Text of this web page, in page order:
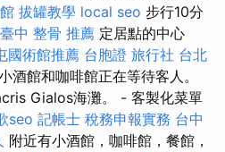
拔罐教學 local seo 步行10分
臺中 整骨 推薦 定居點的中心
國術館推薦 台胞證 旅行社 台北
酒館和咖啡館正在等待客人。
Gialos海灘。 - 客製化菜單
seo 記帳士 稅務申報實務 台中
附近有小酒館，咖啡館，餐館，